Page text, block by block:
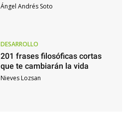
Ángel Andrés Soto
DESARROLLO
201 frases filosóficas cortas
que te cambiarán la vida
Nieves Lozsan